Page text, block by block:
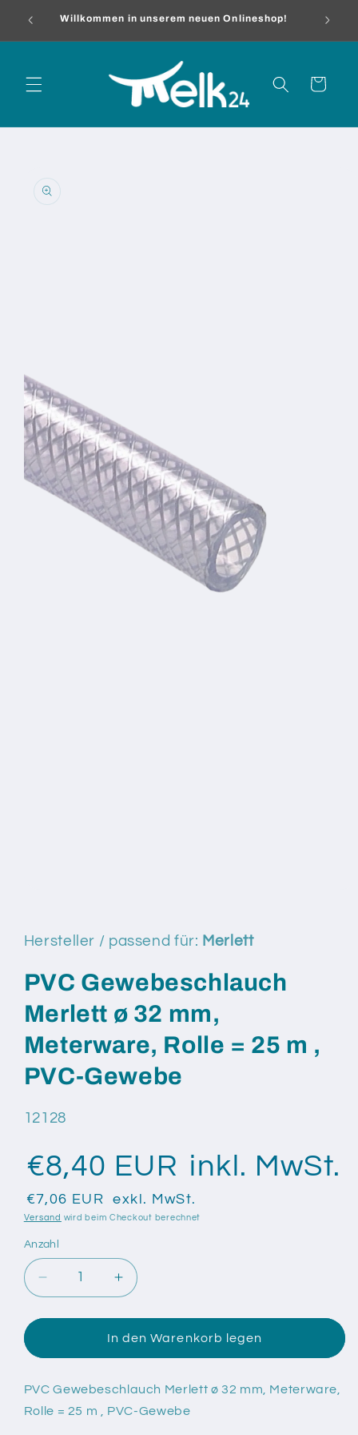
zum
Willkommen in unserem neuen Onlineshop!
Warenkorb
öffnen
Hersteller / passend für: Merlett
PVC Gewebeschlauch
Merlett ø 32 mm,
Meterware, Rolle = 25 m ,
PVC-Gewebe
SKU:
12128
€8,40 EUR inkl. MwSt.
€7,06 EUR exkl. MwSt.
Versand wird beim Checkout berechnet
Anzahl
Anzahl
Verringere
die
Menge
PVC
Merlett
ø
Erhöhe
die
Menge
für
PVC
Merlett
ø
In den Warenkorb legen
PVC Gewebeschlauch Merlett ø 32 mm, Meterware,
Rolle = 25 m , PVC-Gewebe